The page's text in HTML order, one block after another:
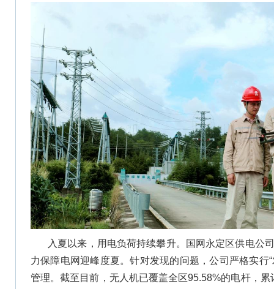
入夏以来，用电负荷持续攀升。国网永定区供电公
力保障电网迎峰度夏。针对发现的问题，公司严格实行
管理。截至目前，无人机已覆盖全区95.58%的电杆，